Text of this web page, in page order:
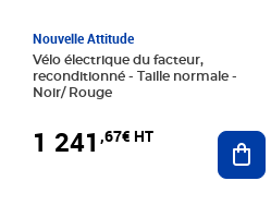
Nouvelle Attitude
Vélo électrique du facteur,
reconditionné - Taille normale -
Noir/ Rouge
1 241 ,67€ HT